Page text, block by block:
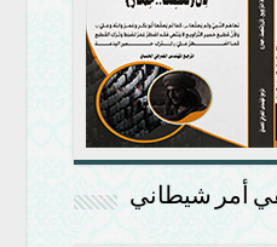
أمر شيطاني